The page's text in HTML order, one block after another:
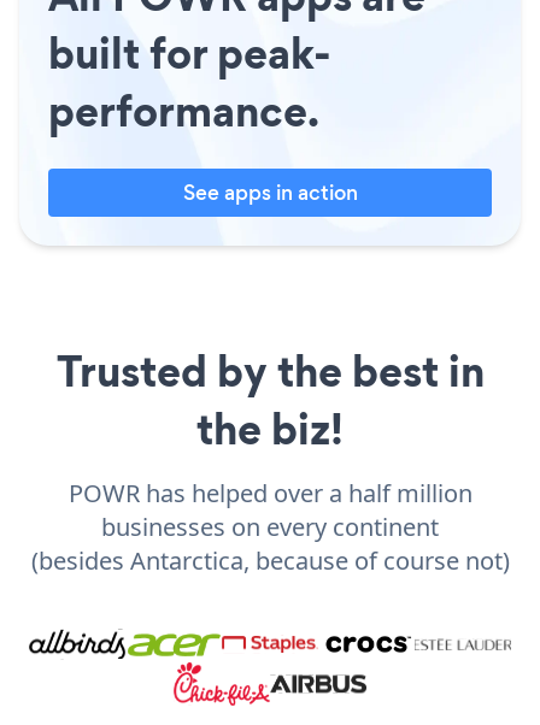
built for peak-
performance.
See apps in action
Trusted by the best in
the biz!
POWR has helped over a half million
businesses on every continent
(besides Antarctica, because of course not)